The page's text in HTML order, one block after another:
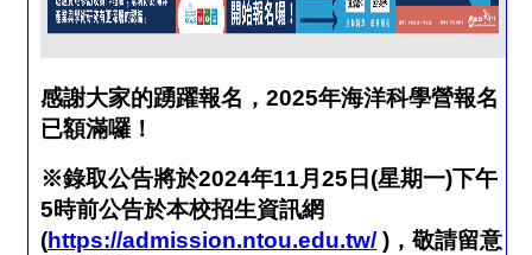
感謝大家的踴躍報名，2025年海洋科學營報名
已額滿囉！
※錄取公告將於2024年11月25 日 (星期一)下午
5時前公告於本校招生資訊網
(https://admission.ntou.edu.tw/ ) ，敬請留意